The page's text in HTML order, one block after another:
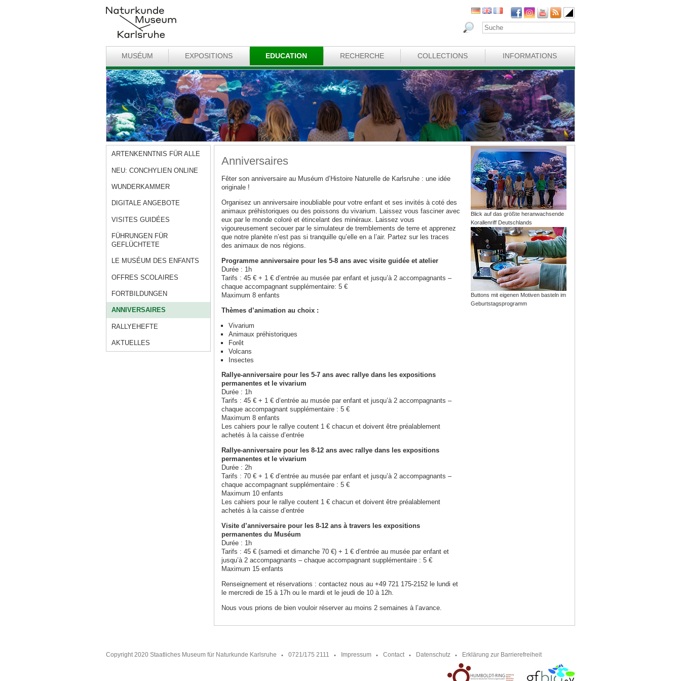
MUSÉUM EXPOSITIONS EDUCATION RECHERCHE COLLECTIONS INFORMATIONS
ARTENKENNTNIS FÜR ALLE
NEU: CONCHYLIEN ONLINE
WUNDERKAMMER
DIGITALE ANGEBOTE
VISITES GUIDÉES
FÜHRUNGEN FÜR
GEFLÜCHTETE
LE MUSÉUM DES ENFANTS
OFFRES SCOLAIRES
FORTBILDUNGEN
ANNIVERSAIRES
RALLYEHEFTE
AKTUELLES
Anniversaires
Fêter son anniversaire au Muséum d’Histoire Naturelle de Karlsruhe : une idée
originale !
Organisez un anniversaire inoubliable pour votre enfant et ses invités à coté des
animaux préhistoriques ou des poissons du vivarium. Laissez vous fasciner avec
eux par le monde coloré et étincelant des minéraux. Laissez vous
vigoureusement secouer par le simulateur de tremblements de terre et apprenez
que notre planète n’est pas si tranquille qu’elle en a l’air. Partez sur les traces
des animaux de nos régions.
Programme anniversaire pour les 5-8 ans avec visite guidée et atelier
Durée : 1h
Tarifs : 45 € + 1 € d’entrée au musée par enfant et jusqu’à 2 accompagnants –
chaque accompagnant supplémentaire: 5 €
Maximum 8 enfants
Thèmes d’animation au choix :
Vivarium
Animaux préhistoriques
Forêt
Volcans
Insectes
Rallye-anniversaire pour les 5-7 ans avec rallye dans les expositions
permanentes et le vivarium
Durée : 1h
Tarifs : 45 € + 1 € d’entrée au musée par enfant et jusqu’à 2 accompagnants –
chaque accompagnant supplémentaire : 5 €
Maximum 8 enfants
Les cahiers pour le rallye coutent 1 € chacun et doivent être préalablement
achetés à la caisse d’entrée
Rallye-anniversaire pour les 8-12 ans avec rallye dans les expositions
permanentes et le vivarium
Durée : 2h
Tarifs : 70 € + 1 € d’entrée au musée par enfant et jusqu’à 2 accompagnants –
chaque accompagnant supplémentaire : 5 €
Maximum 10 enfants
Les cahiers pour le rallye coutent 1 € chacun et doivent être préalablement
achetés à la caisse d’entrée
Visite d’anniversaire pour les 8-12 ans à travers les expositions
permanentes du Muséum
Durée : 1h
Tarifs : 45 € (samedi et dimanche 70 €) + 1 € d’entrée au musée par enfant et
jusqu’à 2 accompagnants – chaque accompagnant supplémentaire : 5 €
Maximum 15 enfants
Renseignement et réservations : contactez nous au +49 721 175-2152 le lundi et
le mercredi de 15 à 17h ou le mardi et le jeudi de 10 à 12h.
Nous vous prions de bien vouloir réserver au moins 2 semaines à l’avance.
Blick auf das größte heranwachsende
Korallenriff Deutschlands
Buttons mit eigenen Motiven basteln im
Geburtstagsprogramm
Copyright 2020 Staatliches Museum für Naturkunde Karlsruhe 0721/175 2111 Impressum Contact Datenschutz Erklärung zur Barrierefreiheit